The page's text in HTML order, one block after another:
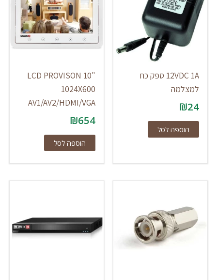
12VDC 1A ספק כח
למצלמה
₪24
הוספה לסל
LCD PROVISON 10"
1024X600
AV1/AV2/HDMI/VGA
₪654
הוספה לסל